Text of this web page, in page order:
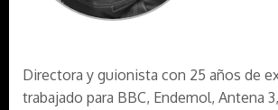
Directora y guionista con 25 años de
trabajado para BBC, Endemol, Antena